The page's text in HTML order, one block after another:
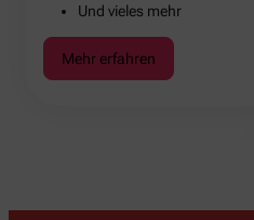
Und vieles mehr
Mehr erfahren